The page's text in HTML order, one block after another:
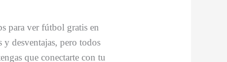
para ver fútbol gratis en
y desventajas, pero todos
que conectarte con tu